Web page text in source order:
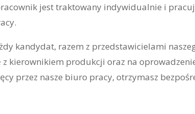
jest traktowany indywidualnie i
kandydat, razem z przedstawicielami
kierownikiem produkcji oraz na
przez nasze biuro pracy, otrzymasz